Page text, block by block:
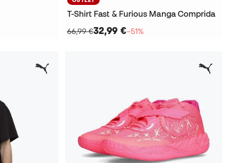
T-Shirt Fast & Furious Manga Comprida
66,99 €32,99 €−51%